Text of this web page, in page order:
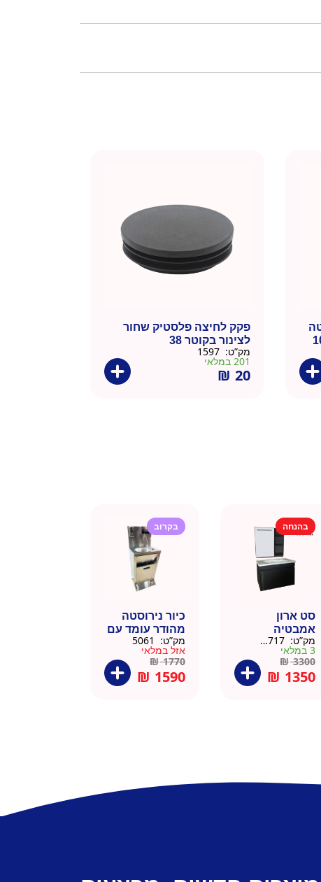
16 מ"מ 10
פקק לחיצה פלסטיק שחור
לצינור בקוטר 38
מק”ט:
201 במלאי
₪ 20
בהנחה
סט ארון
אמבטיה
נירוסטה שחור
60 סמ
מק”ט:
3 במלאי
₪3300
₪ 1350
בקרוב
כיור נירוסטה
מהודר עומד עם
פח אשפה
ברצלונה
מק”ט:
אזל במלאי
₪1770
₪ 1590